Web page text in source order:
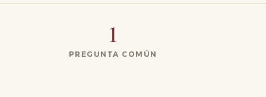
1
PREGUNTA COMÚN